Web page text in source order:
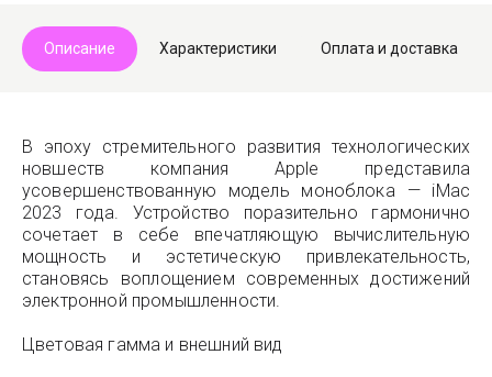
Описание Характеристики Оплата и доставка
В эпоху стремительного развития технологических
новшеств компания Apple представила
усовершенствованную модель моноблока — iMac
2023 года. Устройство поразительно гармонично
сочетает в себе впечатляющую вычислительную
мощность и эстетическую привлекательность,
становясь воплощением современных достижений
электронной промышленности.
Цветовая гамма и внешний вид